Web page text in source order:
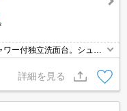
ー付独立洗面台。シュー
(犬・猫限定)。日当たり良
家賃の0.55ヵ月分。バ
詳細を見る